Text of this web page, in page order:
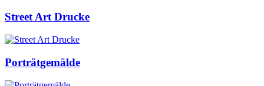
Street Art Drucke
Porträtgemälde